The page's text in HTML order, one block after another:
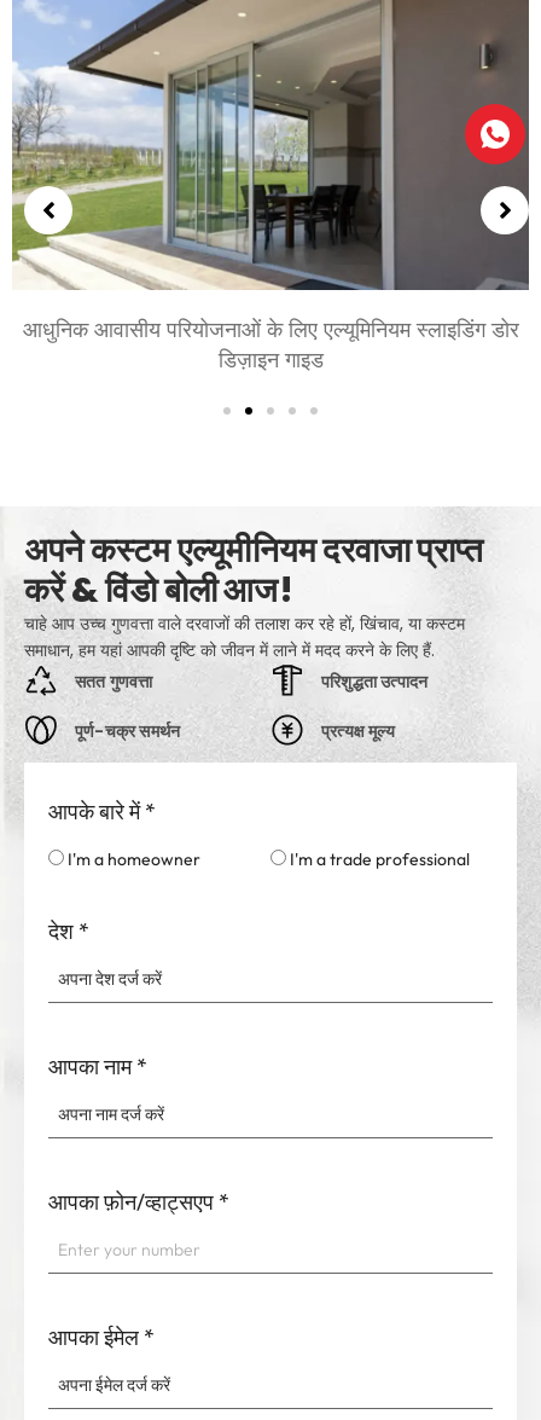
आधुनिक आवासीय परियोजनाओं के लिए एल्यूमिनियम स्लाइडिंग डोर
डिज़ाइन गाइड
अपने कस्टम एल्यूमीनियम दरवाजा प्राप्त
करें & विंडो बोली आज!
चाहे आप उच्च गुणवत्ता वाले दरवाजों की तलाश कर रहे हों, खिंचाव, या कस्टम
समाधान, हम यहां आपकी दृष्टि को जीवन में लाने में मदद करने के लिए हैं.
सतत गुणवत्ता
पूर्ण-चक्र समर्थन
परिशुद्धता उत्पादन
प्रत्यक्ष मूल्य
आपके बारे में *
I'm a homeowner I'm a trade professional
देश *
आपका नाम *
आपका फ़ोन/व्हाट्सएप *
आपका ईमेल *